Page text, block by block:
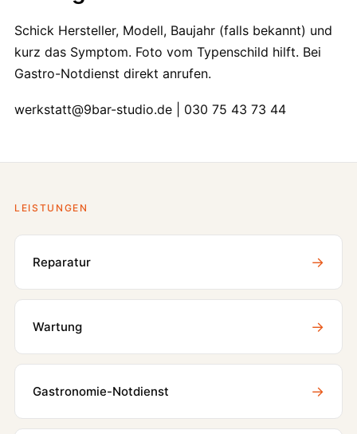
Schick Hersteller, Modell, Baujahr (falls bekannt) und
kurz das Symptom. Foto vom Typenschild hilft. Bei
Gastro-Notdienst direkt anrufen.
werkstatt@9bar-studio.de | 030 75 43 73 44
LEISTUNGEN
Reparatur →
Wartung →
Gastronomie-Notdienst →